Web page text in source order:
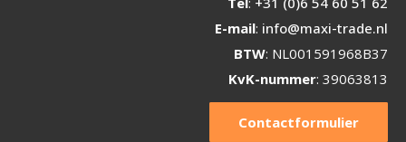
E-mail: info@maxi-trade.nl
BTW: NL001591968B37
KvK-nummer: 39063813
Contactformulier